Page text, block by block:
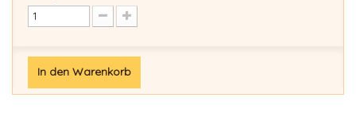
In den Warenkorb